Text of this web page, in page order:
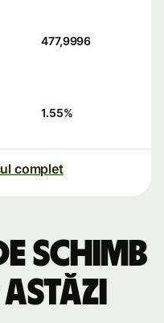
477,9996
1.55%
complet
schimb
astăzi